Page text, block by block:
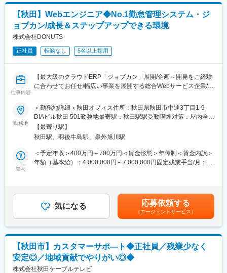
なります。
◎タスクを自分で決めていける自主性があるためモチベーション
を維持できる環境です。
変更の範囲：会社の定める業務
・イベント企画運営および進行管理
自社IPの価値最大化に向け、企画から実行まで横断して担いま
す。広告代理店での経験を活かし、部分最適ではなく「キャラク
ターIPの成長」を軸に自由度高く動ける点が特徴です。意思決定
も早く、施策の反応をダイレクトに実感できます。
■企画だけで終わらない一貫推進の醍醐味：
代理店では分業で裁量が限定されがちですが、当社では戦略から
営業、イベント開催まで一連を主導できます。「もっと自分で動
かしたい」というもどかしさを解消できます。
■安定基盤×挑戦環境でキャリアを広げる：
通信インフラを基盤とした安定収益のもと、コンテンツビジネス
へ積極投資。将来は新規事業や経営企画に関わる可能性もあり、
キャリアを広げられる環境です。
■地方発でも全国・世界へ広がる可能性：
地域密着でありながら、首都圏事業や外部連携で発信力を強化。
当社は秋田を拠点に放送・通信・データセンター・コンテンツ事
業を展開し、地域の情報インフラを支えています。安定収益を基
盤にIP開発や新規事業へ投資している点が強みです。顧客との距
離の近さによる柔軟な対応力と、パートナー連携による価値創出
力を兼ね備えています。デジタル化や5G普及を追い風に、通信と
コンテンツを掛け合わせた新たなビジネスが期待される中、安定
性と成長性を両立した独自ポジションを確立しています。
【秋田】Webエンジニア◆No.1勤怠管理システム・ジ
ョブカン/成長＆ステップアップできる環境
株式会社DONUTS
正社員 転勤なし 5名以上採用
仕事内容
【最大級のクラウドERP「ジョブカン」展開/企画～開発をご経験
に合わせてお任せ/幅広い事業を展開する総合Webサービス企業/年
■募集概要：
累計導入社数25万社を突破した国内最大級の働き方改革SaaS「ジ
ョブカン」のWebエンジニアを募集いたします。これまでの経験
を生かすだけでなく、様々な技術や環境に触れながら、事業も自
分自身も成長していきましょう！
■具体的な業務内容：
■主な開発言語／環境：
・ライブラリ：React
・DBサーバー：MySQL
・クラウド：AWS、GCP
・その他ツール：Git、Slack
勤務地
＜勤務地詳細＞秋田オフィス住所：秋田県秋田市中通3丁目1‐9
DIAビル秋田 501勤務地最寄駅：秋田駅駅受動喫煙対策：屋内全面
禁煙変更の範囲：会社の定める事業所
【最寄り駅】
秋田駅、羽後牛島駅、泉外旭川駅
給与
＜予定年収＞400万円～700万円＜賃金形態＞年俸制＜賃金内訳＞
年額（基本給）：4,000,000円～7,000,000円固定残業手当/月：
給与補足＞※給与詳細は、前職のご経験とスキルにもとづき、決定
します。賃金はあくまでも目安の金額であり、選考を通じて上下
する可能性があります。月給(月額)は固定手当を含めた表記です。
気になる 応募依頼する
（エージェントサービス）
【秋田市】カスタマーサポ―ト◆正社員／残業少なく
安定◎／地域貢献でやりがい◎◆
株式会社秋田ケーブルテレビ